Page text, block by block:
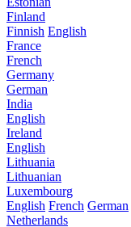
Finland
Finnish English
France
French
Germany
German
India
English
Ireland
English
Lithuania
Lithuanian
Luxembourg
English French German
Netherlands